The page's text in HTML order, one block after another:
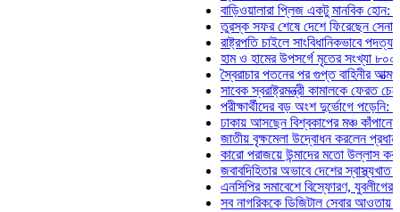
বাড়িওয়ালারা প্লিজ একটু মানবিক হোন: মনিরা
তুরস্ক সফর শেষে দেশে ফিরেছেন
রাষ্ট্রপতি চাইলে সাংবিধানিকভাবে পদত্যাগ
হাম ও হামের উপসর্গে মৃতের সংখ্যা ৮০০ ছাড়াল
স্বৈরাচার পতনের পর গুপ্ত বাহিনীর আত্মপ্রকাশ:
সাবেক স্বরাষ্ট্রমন্ত্রী কামালকে ফেরত চেয়ে
পরীক্ষার্থীদের বড় অংশ দুর্ভোগে পড়েনি: ড.
ঢাকায় আসছেন বিশ্বকাপের মঞ্চ কাঁপানো সেই
জাতীয় বৃক্ষমেলা উদ্বোধন করলেন প্রধানমন্ত্রী
কারো পরাজয়ে উন্মাদের মতো উল্লাস করতে হয়
জবাবদিহিতার অভাবে দেশের স্বাস্থ্যখাত
এনসিপির সমাবেশে বিস্ফোরণ, যুবলীগের দুই
সব নাগরিককে ডিজিটাল সেবার আওতায় আনতে